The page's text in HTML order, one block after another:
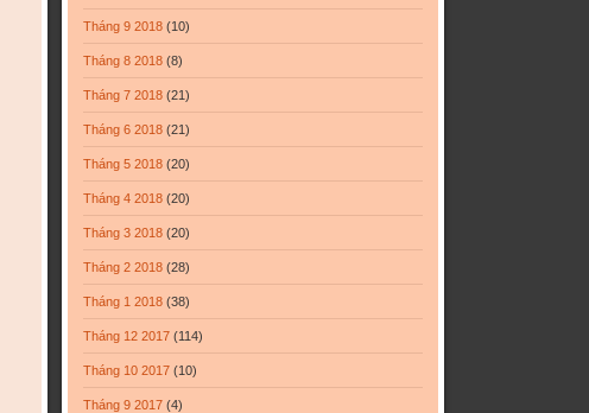
Tháng 9 2018 (10)
Tháng 8 2018 (8)
Tháng 7 2018 (21)
Tháng 6 2018 (21)
Tháng 5 2018 (20)
Tháng 4 2018 (20)
Tháng 3 2018 (20)
Tháng 2 2018 (28)
Tháng 1 2018 (38)
Tháng 12 2017 (114)
Tháng 10 2017 (10)
Tháng 9 2017 (4)